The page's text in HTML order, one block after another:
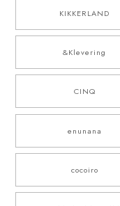
KIKKERLAND
&Klevering
CINQ
enunana
cocoiro